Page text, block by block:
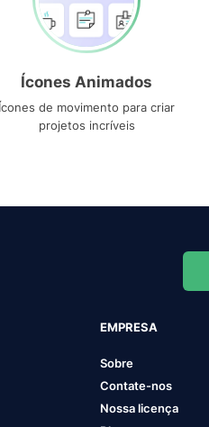
Ícones Animados
Ícones de movimento para criar
projetos incríveis
EMPRESA
Sobre
Contate-nos
Nossa licença